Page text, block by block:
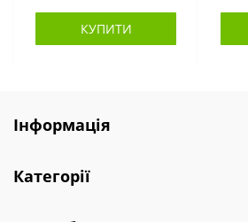
КУПИТИ
Інформація
Категорії